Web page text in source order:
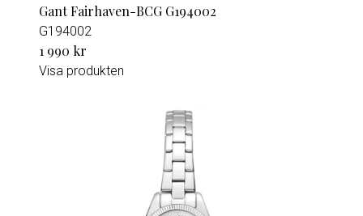
Gant Fairhaven-BCG G194002
G194002
1 990 kr
Visa produkten